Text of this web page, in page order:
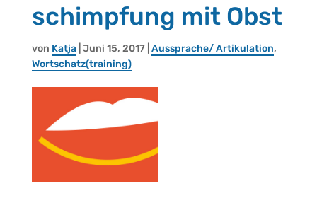
schimp­fung mit Obst
von Katja| Juni 15, 2017 | Aus­spra­che/ Ar­ti­ku­la­ti­on,
Wort­schatz(trai­ning)